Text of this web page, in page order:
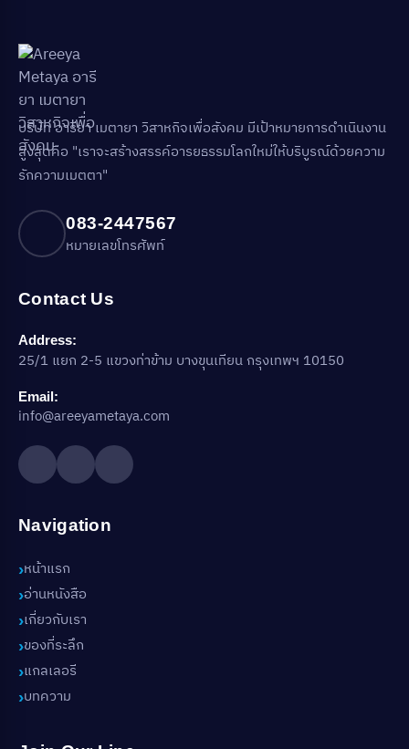
บริษัท อารียา เมตายา วิสาหกิจเพื่อสังคม มีเป้าหมายการดำเนินงาน
สูงสุดคือ "เราจะสร้างสรรค์อารยธรรมโลกใหม่ให้บริบูรณ์ด้วยความ
รักความเมตตา"
083-2447567
หมายเลขโทรศัพท์
Contact Us
Address:
25/1 แยก 2-5 แขวงท่าข้าม บางขุนเทียน กรุงเทพฯ 10150
Email:
info@areeyametaya.com
Navigation
หน้าแรก
อ่านหนังสือ
เกี่ยวกับเรา
ของที่ระลึก
แกลเลอรี
บทความ